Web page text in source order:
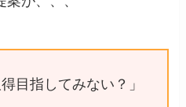
目指してみない？」